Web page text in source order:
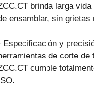
brinda larga vida
ensamblar, sin grietas
Especificación y
de corte de
cumple